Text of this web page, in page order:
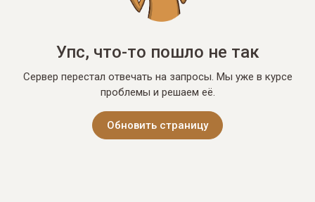
Упс, что-то пошло не так
Сервер перестал отвечать на запросы. Мы уже в курсе
проблемы и решаем её.
Обновить страницу